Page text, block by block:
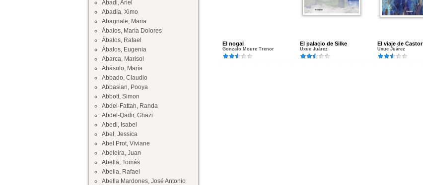
Abadi, Ariel
Abadía, Ximo
Abagnale, Maria
Ábalos, María Dolores
Ábalos, Rafael
Ábalos, Eugenia
Abarca, Marisol
Abásolo, María
Abbado, Claudio
Abbasian, Pooya
Abbott, Simon
Abdel-Fattah, Randa
Abdel-Qadir, Ghazi
Abedi, Isabel
Abel, Jessica
Abel Prot, Viviane
Abeleira, Juan
Abella, Tomás
Abella, Rafael
Abella Mardones, José Antonio
El nogal
Gonzalo Moure Trenor
El palacio de Silke
Uxue Juárez
El viaje de Castor
Uxue Juárez